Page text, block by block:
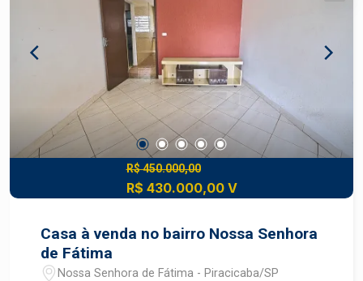
R$ 450.000,00
R$ 430.000,00 V
Casa à venda no bairro Nossa Senhora
de Fátima
Nossa Senhora de Fátima - Piracicaba/SP